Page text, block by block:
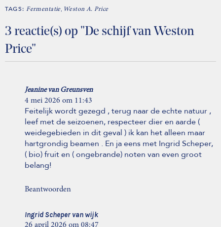
TAGS:Fermentatie, Weston A. Price
3 reactie(s) op "De schijf van Weston
Price"
Jeanine van Greunsven
4 mei 2026 om 11:43
Feitelijk wordt gezegd , terug naar de echte natuur ,
leef met de seizoenen, respecteer dier en aarde (
weidegebieden in dit geval ) ik kan het alleen maar
hartgrondig beamen . En ja eens met Ingrid Scheper,
( bio) fruit en ( ongebrande) noten van even groot
belang!
Beantwoorden
Ingrid Scheper van wijk
26 april 2026 om 08:47